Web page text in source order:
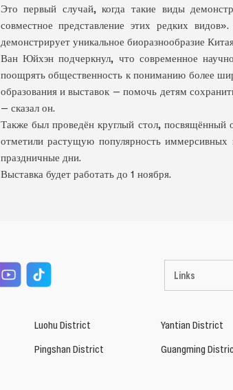
Это первый случай, когда такие виды
совместное представление этих редких
демонстрирует уникальное биоразнообразие
Ван Юйхэн подчеркнул, что современное
поощрять общественность к пониманию более
образования и выставок — помочь детям
— сказал он.
Также был проведён круглый стол, посвящённый
отметили растущую популярность иммерсивных
праздничные дни.
Выставка будет работать до 1 ноября.
Links
Luohu District Yantian District
Pingshan District Guangming